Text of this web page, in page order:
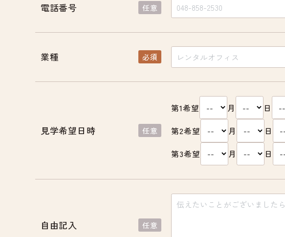
電話番号 任意
業種 必須
見学希望日時 任意
第1希望 月 日
第2希望
月 日
第3希望
月 日
自由記入 任意